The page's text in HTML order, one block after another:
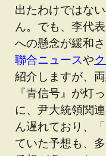
出たわけではな
ん。でも、李代
への懸念が緩和
聯合ニュースや
紹介しますが、
『青信号』が灯
に、尹大統領関
ん遅れており、
ていた予想も、